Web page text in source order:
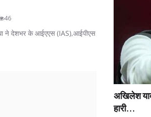
46
ने देशभर के आईएएस (IAS),आईपीएस
अखिलेश
हारी...